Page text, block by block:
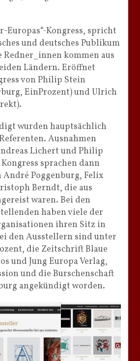
Europas“-Kongress, spricht
und deutsches Publikum
Redner_innen kommen aus
Ländern. Eröffnet
von Philip Stein
EinProzent) und Ulrich
wurden hauptsächlich
Ausnahmen
Lichert und Philip
sprachen dann
André Poggenburg, Felix
Berndt, die aus
waren. Bei den
haben viele der
ihren Sitz in
den Ausstellern sind unter
die Zeitschrift Blaue
und Jung Europa Verlag,
und die Burschenschaft
angekündigt worden.